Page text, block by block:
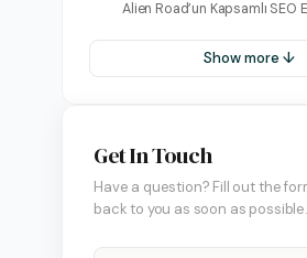
eBay Yönetimi
Walmart Yönetimi
Alien Road’un Kapsamlı SEO
Show more ↓
Get In Touch
Have a question? Fill out the
back to you as soon as possible.